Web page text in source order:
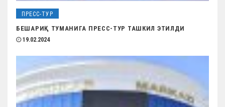
ПРЕСС-ТУР
БЕШАРИҚ ТУМАНИГА ПРЕСС-ТУР ТАШКИЛ ЭТИЛДИ
19.02.2024